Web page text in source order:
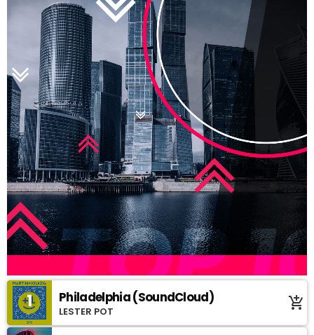
1 Philadelphia (SoundCloud)
LESTER POT add_shopping_cart